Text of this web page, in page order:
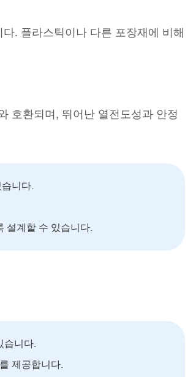
. 플라스틱이나 다른 포장재에 비해
호환되며, 뛰어난 열전도성과 안정
니다.
설계할 수 있습니다.
니다.
제공합니다.